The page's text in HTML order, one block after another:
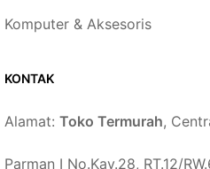
Komputer & Aksesoris
KONTAK
Alamat: Toko Termurah,
Parman I No.Kav.28, RT.12/